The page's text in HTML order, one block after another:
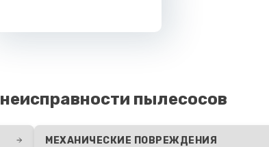
пылесосов
МЕХАНИЧЕСКИЕ ПОВРЕЖДЕНИЯ